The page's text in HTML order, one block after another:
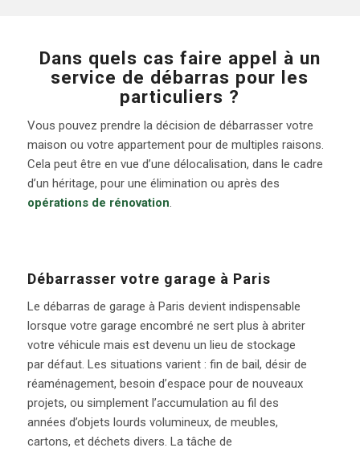
Dans quels cas faire appel à un
service de débarras pour les
particuliers ?
Vous pouvez prendre la décision de débarrasser votre
maison ou votre appartement pour de multiples raisons.
Cela peut être en vue d’une délocalisation, dans le cadre
d’un héritage, pour une élimination ou après des
opérations de rénovation.
Débarrasser votre garage à Paris
Le débarras de garage à Paris devient indispensable
lorsque votre garage encombré ne sert plus à abriter
votre véhicule mais est devenu un lieu de stockage
par défaut. Les situations varient : fin de bail, désir de
réaménagement, besoin d’espace pour de nouveaux
projets, ou simplement l’accumulation au fil des
années d’objets lourds volumineux, de meubles,
cartons, et déchets divers. La tâche de